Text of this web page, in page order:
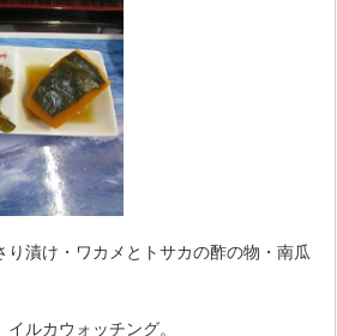
り漬け・ワカメとトサカの酢の物・南瓜
ルカウォッチング。